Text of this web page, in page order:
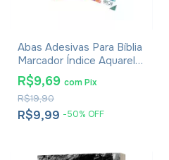
Abas Adesivas Para Bíblia
Marcador Índice Aquarela
Pacote Com 3
R$9,99 -50% OFF
R$19,90
R$9,69 comPix